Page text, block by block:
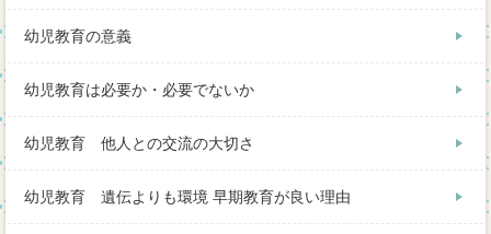
幼児教育の意義
幼児教育は必要か・必要でないか
幼児教育 他人との交流の大切さ
幼児教育 遺伝よりも環境 早期教育が良い理由